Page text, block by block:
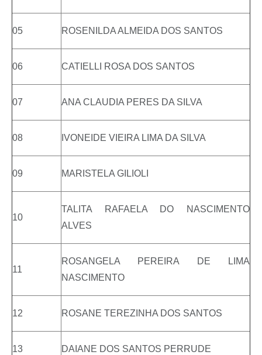
05 ROSENILDA ALMEIDA DOS SANTOS
06 CATIELLI ROSA DOS SANTOS
07 ANA CLAUDIA PERES DA SILVA
08 IVONEIDE VIEIRA LIMA DA SILVA
09 MARISTELA GILIOLI
10
TALITA RAFAELA DO NASCIMENTO
ALVES
11
ROSANGELA PEREIRA DE LIMA
NASCIMENTO
12 ROSANE TEREZINHA DOS SANTOS
13 DAIANE DOS SANTOS PERRUDE